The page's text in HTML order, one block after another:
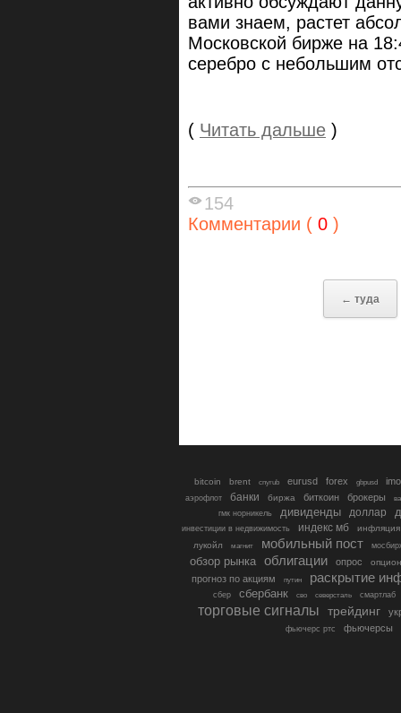
вами знаем, растет
Московской бирже на
серебро с небольшим
( Читать дальше )
154
Комментарии ( 0 )
← туда
bitcoin brent cnyrub eurusd forex gbpusd
аэрофлот банки биржа биткоин брокеры
гмк норникель
дивиденды доллар
инвестиции в недвижимость индекс мб
инфляция
лукойл
магнит мобильный пост
обзор рынка облигации опрос
прогноз по акциям путин раскрытие
сбер сбербанк сво северсталь смартлаб
торговые сигналы трейдинг
фьючерс ртс фьючерсы